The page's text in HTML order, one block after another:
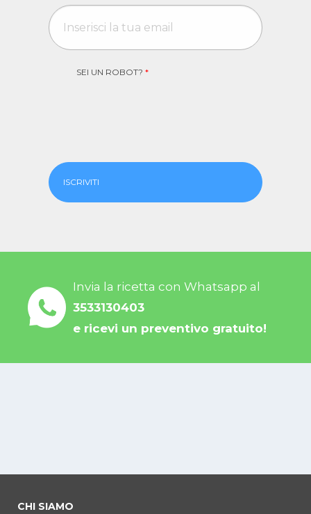
SEI UN ROBOT? *
ISCRIVITI
Invia la ricetta con Whatsapp al
3533130403
e ricevi un preventivo gratuito!
CHI SIAMO